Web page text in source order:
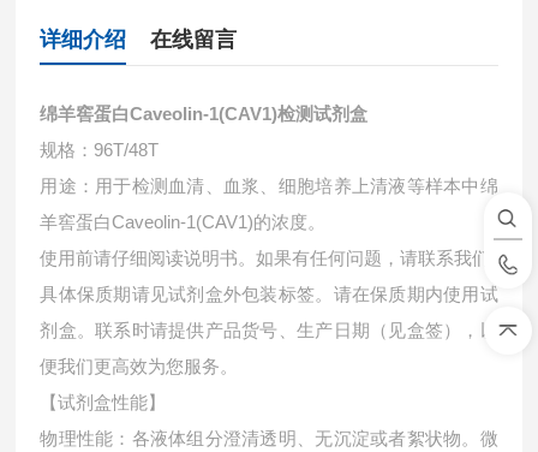
详细介绍 在线留言
绵羊窖蛋白Caveolin-1(CAV1)检测试剂盒
规格：96T/48T
用途：用于检测血清、血浆、细胞培养上清液等样本中绵
羊窖蛋白Caveolin-1(CAV1)的浓度。
使用前请仔细阅读说明书。如果有任何问题，请联系我们
具体保质期请见试剂盒外包装标签。请在保质期内使用试
剂盒。联系时请提供产品货号、生产日期（见盒签），以
便我们更高效为您服务。
【试剂盒性能】
物理性能：各液体组分澄清透明、无沉淀或者絮状物。微